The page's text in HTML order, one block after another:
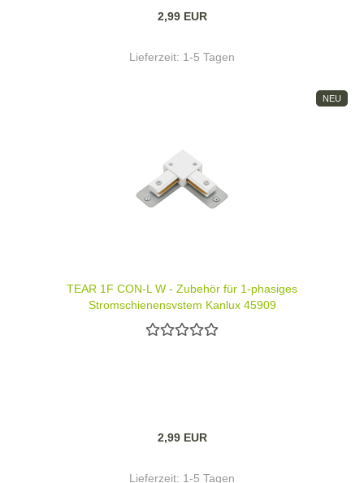
2,99 EUR
Lieferzeit: 1-5 Tagen
NEU
TEAR 1F CON-L W - Zubehör für 1-phasiges
Stromschienensystem Kanlux 45909
2,99 EUR
Lieferzeit: 1-5 Tagen